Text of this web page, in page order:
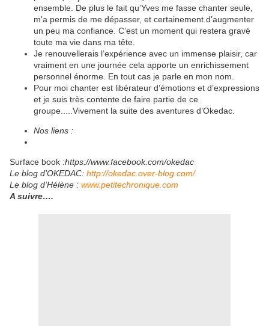
ensemble. De plus le fait qu’Yves me fasse chanter seule,
m'a permis de me dépasser, et certainement d'augmenter
un peu ma confiance. C’est un moment qui restera gravé
toute ma vie dans ma tête.
Je renouvellerais l’expérience avec un immense plaisir, car
vraiment en une journée cela apporte un enrichissement
personnel énorme. En tout cas je parle en mon nom.
Pour moi chanter est libérateur d’émotions et d’expressions
et je suis très contente de faire partie de ce
groupe.....Vivement la suite des aventures d’Okedac.
Nos liens :
Surface book :https://www.facebook.com/okedac
Le blog d’OKEDAC: http://okedac.over-blog.com/
Le blog d’Hélène : www.petitechronique.com
A suivre….